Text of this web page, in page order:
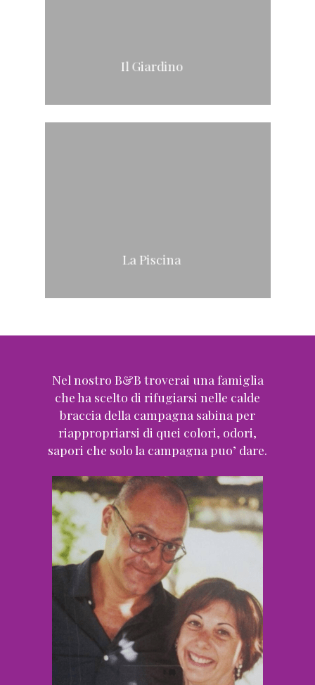
Il Giardino
La Piscina
Nel nostro B&B troverai una famiglia
che ha scelto di rifugiarsi nelle calde
braccia della campagna sabina per
riappropriarsi di quei colori, odori,
sapori che solo la campagna puo’ dare.